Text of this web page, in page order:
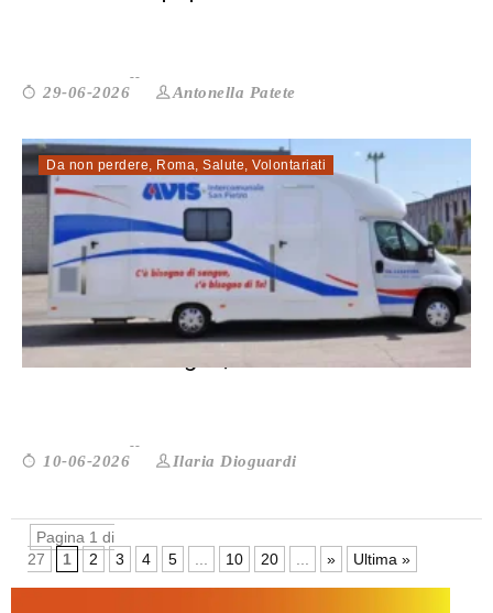
29-06-2026 Antonella Patete
Da non perdere, Roma, Salute, Volontariati
Donazione sangue, il Lazio mai autosu...
10-06-2026 Ilaria Dioguardi
Pagina 1 di
27
1 2 3 4 5 10 20 » Ultima »